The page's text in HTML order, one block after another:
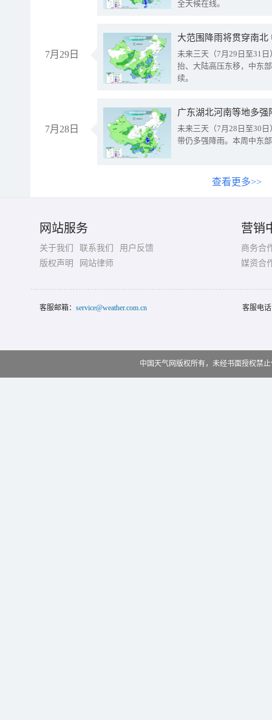
全天候在线。
7月29日
大范围降雨将贯穿南
未来三天（7月29日至31
抬、大陆高压东移，中东
续。
7月28日
广东湖北河南等地多
未来三天（7月28日至30
带仍多强降雨。本周中东
查看更多>>
网站服务
关于我们 联系我们
用户反馈
版权声明
网站律师
营销
商务合
媒资合
客服邮箱： service@weather.com.cn 客服电
中国天气网版权所有，未经书面授权